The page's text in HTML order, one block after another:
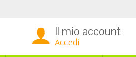
Il mio account
Accedi